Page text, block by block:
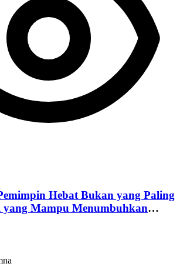
Hebat Bukan yang Paling
yang Mampu Menumbuhkan